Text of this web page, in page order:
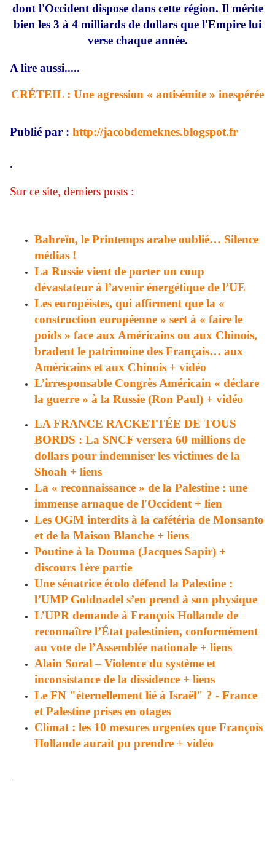
dont l'Occident dispose dans cette région. Il mérite
bien les 3 à 4 milliards de dollars que l'Empire lui
verse chaque année.
A lire aussi.....
CRÉTEIL : Une agression « antisémite » inespérée
Publié par : http://jacobdemeknes.blogspot.fr
.
Sur ce site, derniers posts :
Bahreïn, le Printemps arabe oublié… Silence
médias !
La Russie vient de porter un coup
dévastateur à l’avenir énergétique de l’UE
Les européistes, qui affirment que la «
construction européenne » sert à « faire le
poids » face aux Américains ou aux Chinois,
bradent le patrimoine des Français… aux
Américains et aux Chinois + vidéo
L’irresponsable Congrès Américain « déclare
la guerre » à la Russie (Ron Paul) + vidéo
LA FRANCE RACKETTÉE DE TOUS
BORDS : La SNCF versera 60 millions de
dollars pour indemniser les victimes de la
Shoah + liens
La « reconnaissance » de la Palestine : une
immense arnaque de l'Occident + lien
Les OGM interdits à la cafétéria de Monsanto
et de la Maison Blanche + liens
Poutine à la Douma (Jacques Sapir) +
discours 1ère partie
Une sénatrice écolo défend la Palestine :
l’UMP Goldnadel s’en prend à son physique
L’UPR demande à François Hollande de
reconnaître l’État palestinien, conformément
au vote de l’Assemblée nationale + liens
Alain Soral – Violence du système et
inconsistance de la dissidence + liens
Le FN "éternellement lié à Israël" ? - France
et Palestine prises en otages
Climat : les 10 mesures urgentes que François
Hollande aurait pu prendre + vidéo